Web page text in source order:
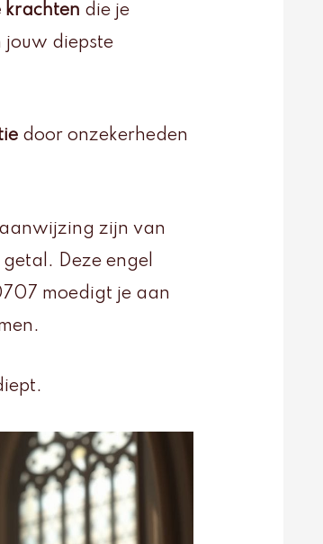
krachten die je
jouw diepste
door onzekerheden
zijn van
Deze engel
moedigt je aan